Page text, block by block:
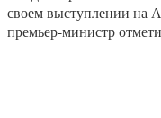
своем выступлении на
премьер-министр